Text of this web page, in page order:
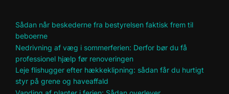
Sådan når beskederne fra bestyrelsen faktisk frem til
beboerne
Nedrivning af væg i sommerferien: Derfor bør du få
professionel hjælp før renoveringen
Leje flishugger efter hækkeklipning: sådan får du hurtigt
styr på grene og haveaffald